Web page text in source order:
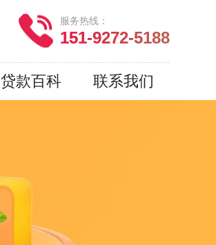
服务热线：
151-9272-5188
贷款百科 联系我们